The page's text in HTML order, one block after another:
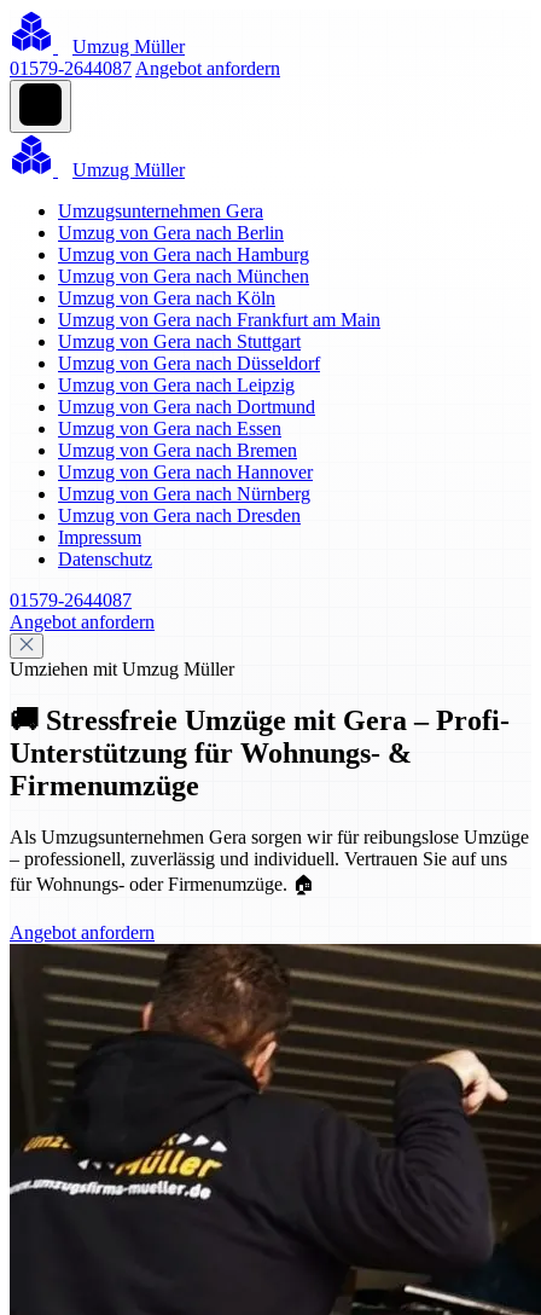
Umzug Müller
01579-2644087 Angebot anfordern
Umzug Müller
Umzugsunternehmen Gera
Umzug von Gera nach Berlin
Umzug von Gera nach Hamburg
Umzug von Gera nach München
Umzug von Gera nach Köln
Umzug von Gera nach Frankfurt am Main
Umzug von Gera nach Stuttgart
Umzug von Gera nach Düsseldorf
Umzug von Gera nach Leipzig
Umzug von Gera nach Dortmund
Umzug von Gera nach Essen
Umzug von Gera nach Bremen
Umzug von Gera nach Hannover
Umzug von Gera nach Nürnberg
Umzug von Gera nach Dresden
Impressum
Datenschutz
01579-2644087
Angebot anfordern
Umziehen mit Umzug Müller
🚚 Stressfreie Umzüge mit Gera – Profi-
Unterstützung für Wohnungs- &
Firmenumzüge
Als Umzugsunternehmen Gera sorgen wir für reibungslose Umzüge
– professionell, zuverlässig und individuell. Vertrauen Sie auf uns
für Wohnungs- oder Firmenumzüge. 🏠
Angebot anfordern